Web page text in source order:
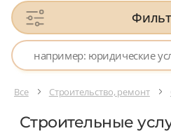
Все Строительство, ремонт
Строительные